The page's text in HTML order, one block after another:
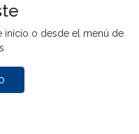
inicio o desde el menú de